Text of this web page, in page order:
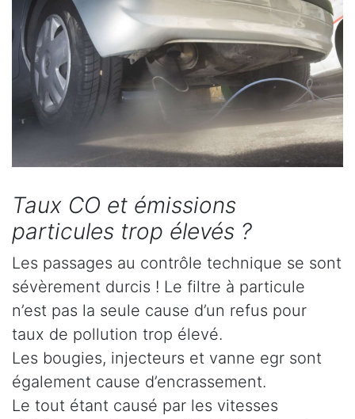
Taux CO et émissions
particules trop élevés ?
Les passages au contrôle technique se sont
sévèrement durcis ! Le filtre à particule
n’est pas la seule cause d’un refus pour
taux de pollution trop élevé.
Les bougies, injecteurs et vanne egr sont
également cause d’encrassement.
Le tout étant causé par les vitesses